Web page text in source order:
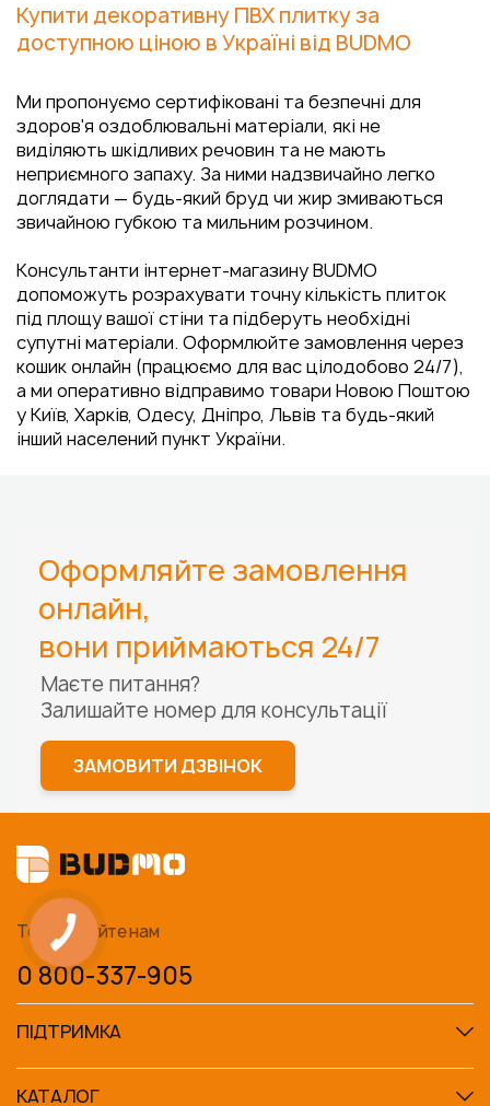
Купити декоративну ПВХ плитку за
доступною ціною в Україні від BUDMO
Ми пропонуємо сертифіковані та безпечні для
здоров'я оздоблювальні матеріали, які не
виділяють шкідливих речовин та не мають
неприємного запаху. За ними надзвичайно легко
доглядати — будь-який бруд чи жир змиваються
звичайною губкою та мильним розчином.
Консультанти інтернет-магазину BUDMO
допоможуть розрахувати точну кількість плиток
під площу вашої стіни та підберуть необхідні
супутні матеріали. Оформлюйте замовлення через
кошик онлайн (працюємо для вас цілодобово 24/7),
а ми оперативно відправимо товари Новою Поштою
у Київ, Харків, Одесу, Дніпро, Львів та будь-який
інший населений пункт України.
Оформляйте замовлення
онлайн,
вони приймаються 24/7
Маєте питання?
Залишайте номер для консультації
ЗАМОВИТИ ДЗВІНОК
Телефонуйте нам
0 800-337-905
ПІДТРИМКА
КАТАЛОГ